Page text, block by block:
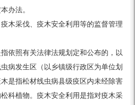
办法。
木采伐、疫木安全利用等的监督管理
依照有关法律法规划定和公布的，以
病发生区（以乡镇级行政区为单位划
是指松材线虫病县级疫区内未经除害
科植物。疫木安全利用是指对疫木采